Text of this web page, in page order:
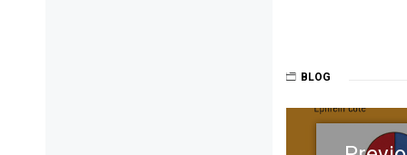
BLOG
Post
navigation